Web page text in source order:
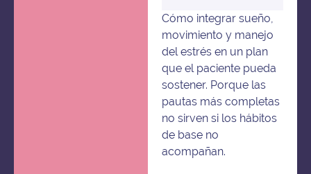
Cómo integrar sueño,
movimiento y manejo
del estrés en un plan
que el paciente pueda
sostener. Porque las
pautas más completas
no sirven si los hábitos
de base no
acompañan.